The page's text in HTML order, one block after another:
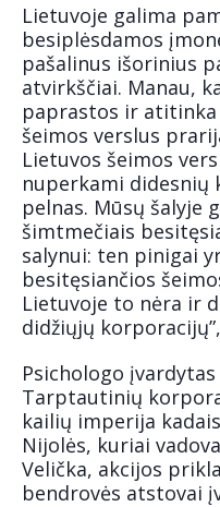
Lietuvoje galima
besiplėsdamos
pašalinus išorinius
atvirkščiai. Manau,
paprastos ir atitinka
šeimos verslus
Lietuvos šeimos
nuperkami didesnių
pelnas. Mūsų šalyje
šimtmečiais
salynui: ten pinigai
besitęsiančios
Lietuvoje to nėra ir
didžiųjų
Psichologo
Tarptautinių
kailių imperija
Nijolės, kuriai
Velička, akcijos
bendrovės atstovai